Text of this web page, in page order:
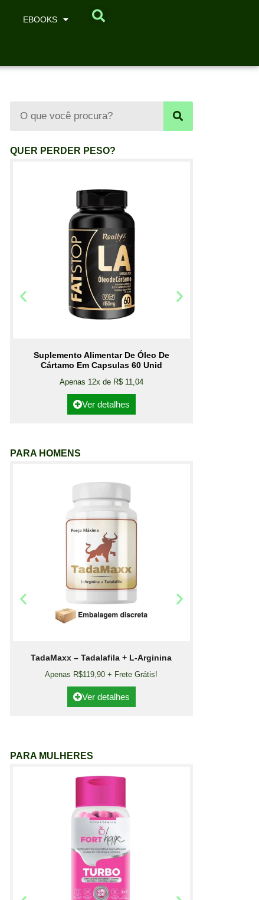
EBOOKS
QUER PERDER PESO?
Suplemento Alimentar De Óleo De
Cártamo Em Capsulas 60 Unid
Apenas 12x de R$ 11,04
Ver detalhes
PARA HOMENS
TadaMaxx – Tadalafila + L-Arginina
Apenas R$119,90 + Frete Grátis!
Ver detalhes
PARA MULHERES